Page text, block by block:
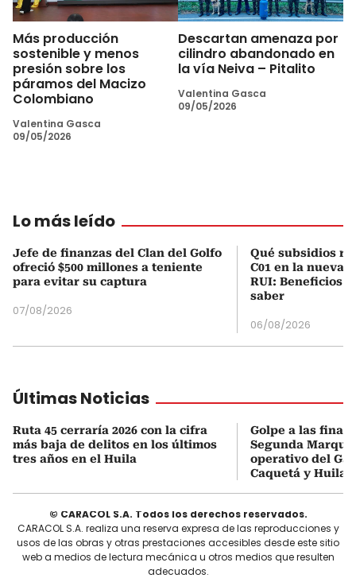
Más producción
sostenible y menos
presión sobre los
páramos del Macizo
Colombiano
Valentina Gasca
09/05/2026
Descartan amenaza por
cilindro abandonado en
la vía Neiva – Pitalito
Valentina Gasca
09/05/2026
Lo más leído
Jefe de finanzas del Clan del Golfo
ofreció $500 millones a teniente
para evitar su captura
07/08/2026
Qué subsidios
C01 en la nueva
RUI: Beneficios
saber
06/08/2026
Últimas Noticias
Ruta 45 cerraría 2026 con la cifra
más baja de delitos en los últimos
tres años en el Huila
Golpe a las
Segunda
operativo del
Caquetá y Huila
© CARACOL S.A. Todos los derechos reservados.
CARACOL S.A. realiza una reserva expresa de las reproducciones y
usos de las obras y otras prestaciones accesibles desde este sitio
web a medios de lectura mecánica u otros medios que resulten
adecuados.